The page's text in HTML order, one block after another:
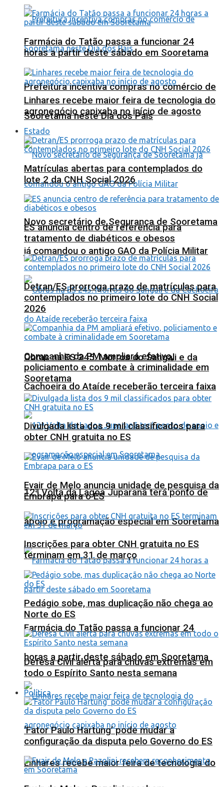
Prefeitura incentiva compras no comércio de
Sooretama neste Dia dos Pais
Novo secretário de Segurança de Sooretama
já comandou o antigo GAO da Polícia Militar
Obras na ES 245: Morros do Sangali e da
Cachoeira do Ataíde receberão terceira faixa
12ª Volta da Lagoa Juparanã terá ponto de
apoio e programação especial em Sooretama
Farmácia do Tatão passa a funcionar 24
horas a partir deste sábado em Sooretama
Linhares recebe maior feira de tecnologia do
Farmácia do Tatão passa a funcionar 24
horas a partir deste sábado em Sooretama
Linhares recebe maior feira de tecnologia do
agronegócio capixaba no início de agosto
Estado
Matrículas abertas para contemplados do
lote 2 da CNH Social 2026
ES anuncia centro de referência para
tratamento de diabéticos e obesos
Detran/ES prorroga prazo de matrículas para
contemplados no primeiro lote do CNH Social
2026
Companhia da PM ampliará efetivo,
policiamento e combate à criminalidade em
Sooretama
Divulgada lista dos 9 mil classificados para
obter CNH gratuita no ES
Evair de Melo anuncia unidade de pesquisa da
Embrapa para o ES
Inscrições para obter CNH gratuita no ES
terminam em 31 de março
Pedágio sobe, mas duplicação não chega ao
Norte do ES
Defesa Civil alerta para chuvas extremas em
todo o Espírito Santo nesta semana
Política
‘Fator Paulo Hartung’ pode mudar a
configuração da disputa pelo Governo do ES